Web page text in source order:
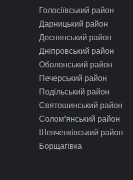
Голосіївський район
Дарницький район
Деснянський район
Дніпровський район
Оболонський район
Печерський район
Подільський район
Святошинський район
Солом’янський район
Шевченківський район
Борщагівка